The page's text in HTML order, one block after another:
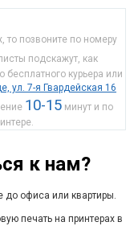
то позвоните по номеру
подскажут, как
курьера или
ул. 7-я Гвардейская 16
10-15 минут и по
к нам?
до офиса или квартиры.
печать на принтерах в